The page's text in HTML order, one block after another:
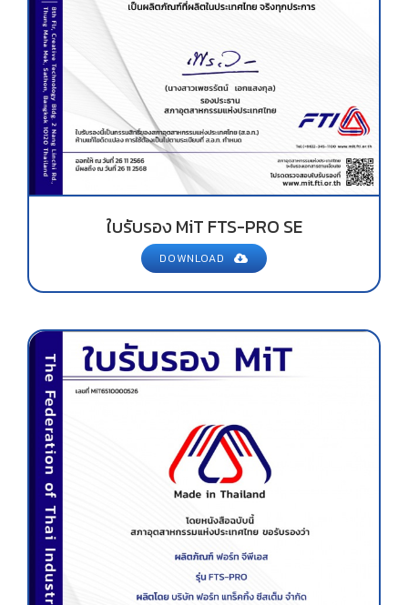
ใบรับรอง MiT FTS-PRO SE
DOWNLOAD